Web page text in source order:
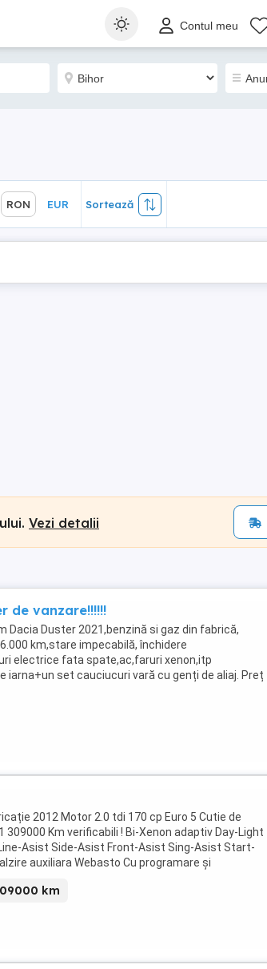
Contul meu
Sortează
RON EUR Sortează
Vezi detalii
de vanzare‼️‼️‼️
Dacia Duster 2021,benzină si gaz din fabrică,
km,stare impecabilă, închidere
electrice fata spate,ac,faruri xenon,itp
iarna+un set cauciucuri vară cu genți de aliaj. Preț
suplimentare la telefon ...
2012 Motor 2.0 tdi 170 cp Euro 5 Cutie de
309000 Km verificabili ! Bi-Xenon adaptiv Day-Light
Asist Side-Asist Front-Asist Sing-Asist Start-
auxiliara Webasto Cu programare și
km